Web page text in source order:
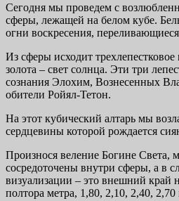
Сегодня мы проведем с
сферы, лежащей на белом кубе.
огни воскресения,
Из сферы исходит
золота – свет солнца. Эти три
сознания Элохим, Вознесенных
обители Ройял-Тетон.
На этот кубический алтарь мы
сердцевины которой рождается
Произнося веление Богине
сосредоточены внутри сферы, а в
визуализации – это внешний край
полтора метра, 1,80, 2,10, 2,40,